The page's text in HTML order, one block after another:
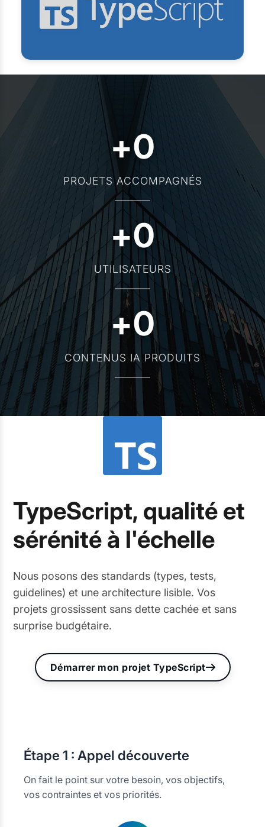
+0
PROJETS ACCOMPAGNÉS
+0
UTILISATEURS
+0
CONTENUS IA PRODUITS
TypeScript, qualité et
sérénité à l'échelle
Nous posons des standards (types, tests,
guidelines) et une architecture lisible. Vos
projets grossissent sans dette cachée et sans
surprise budgétaire.
Démarrer mon projet TypeScript
Étape 1 : Appel découverte
On fait le point sur votre besoin, vos objectifs,
vos contraintes et vos priorités.